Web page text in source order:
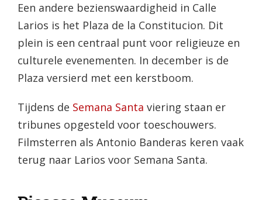
Een andere bezienswaardigheid in Calle
Larios is het Plaza de la Constitucion. Dit
plein is een centraal punt voor religieuze en
culturele evenementen. In december is de
Plaza versierd met een kerstboom.
Tijdens de Semana Santa viering staan er
tribunes opgesteld voor toeschouwers.
Filmsterren als Antonio Banderas keren vaak
terug naar Larios voor Semana Santa.